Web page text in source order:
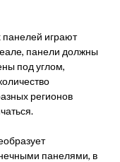
панелей играют
панели должны
под углом,
регионов
панелями, в